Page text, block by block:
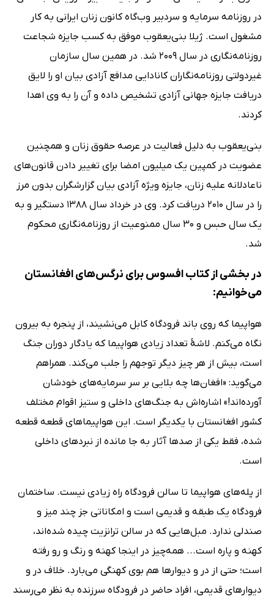
در روزنامه سرمایه و سردبیر وب‌گاه کانون زنان ایرانی به کار
مشغول است. ژیلا بنی‌یعقوب موفق به کسب جایزه شجاعت
روزنامه‌نگاری در سال 2009 شد. در همین سال سازمان
غیردولتی روزنامه‌نگاران کانادایی مدافع آزادی بیان او را لایق
دریافت جایزه جهانی آزادی تشخیص داده و آن را به وی اهدا
کردند.
بنی‌یعقوب به دلیل فعالیت در عرصه حقوق زنان و همچنین
عضویت در کمپین یک میلیون امضا برای تغییر دادن قانون‌های
ناعادلانه علیه زنان، جایزه ویژه آزادی بیان گزارشگران بدون مرز
را در سال 2010 دریافت کرد. وی در خرداد سال 1388 دستگیر و به
یک سال حبس و 30 سال ممنوعیت از روزنامه‌نگاری محکوم
شد.
در بخشی از کتاب افسوس برای نرگس‌های افغانستان
می‌خوانیم:
هواپیما که روی باند فرودگاه کابل می‌نشیند، از پنجره به بیرون
نگاه می‌کنم. لاشۀ تعداد زیادی هواپیما که یادگار دوران جنگ
است، بیش از هر چیز دیگر توجهم را جلب می‌کند. همراهم
می‌گوید: «افغان‌ها چه بلایی بر سر سرمایه‌های خودشان
آورده‌اند!» اشاره‌اش به جنگ‌های داخلی و ستیز اقوام مختلف
کشور افغانستان با یکدیگر است. این هواپیماهای قطعه ‌قطعه
شده، فقط یکی از صدها آثار به جا مانده از نبردهای داخلی
است.
از پله‌های هواپیما تا سالن فرودگاه راه زیادی نیست. ساختمان
فرودگاه یک طبقه و قدیمی است و امکاناتی جز چند میز و
صندلی ندارد. مبل‌هایی که در سالن ترانزیت چیده شده‌اند،
کهنه و پاره است... همه‌چیز در اینجا کهنه و رنگ و رو رفته
است؛ حتی از در و دیوارها هم بوی کهنگی می‌بارد. خلاف در و
دیوارهای قدیمی، افراد حاضر در فرودگاه سرزنده به نظر می‌رسند